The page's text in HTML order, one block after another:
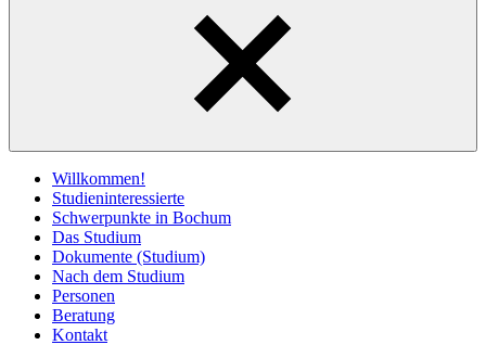
Willkommen!
Studieninteressierte
Schwerpunkte in Bochum
Das Studium
Dokumente (Studium)
Nach dem Studium
Personen
Beratung
Kontakt